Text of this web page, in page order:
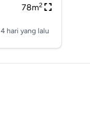
78m2
4 hari yang lalu